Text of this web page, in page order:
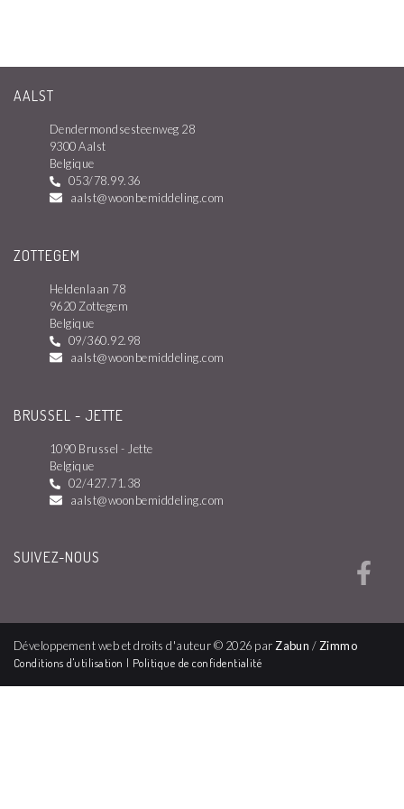
AALST
Dendermondsesteenweg 28
9300 Aalst
Belgique
053/78.99.36
aalst@woonbemiddeling.com
ZOTTEGEM
Heldenlaan 78
9620 Zottegem
Belgique
09/360.92.98
aalst@woonbemiddeling.com
BRUSSEL - JETTE
1090 Brussel - Jette
Belgique
02/427.71.38
aalst@woonbemiddeling.com
SUIVEZ-NOUS
Développement web et droits d'auteur © 2026 par Zabun / Zimmo
Conditions d'utilisation | Politique de confidentialité